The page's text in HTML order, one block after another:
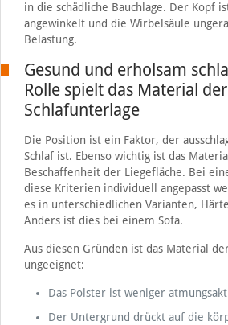
in die schädliche Bauchlage. Der Kopf
angewinkelt und die Wirbelsäule
Belastung.
Gesund und erholsam
Rolle spielt das Material der
Schlafunterlage
Die Position ist ein Faktor, der
Schlaf ist. Ebenso wichtig ist das
Beschaffenheit der Liegefläche. Bei
diese Kriterien individuell angepasst
es in unterschiedlichen Varianten,
Anders ist dies bei einem Sofa.
Aus diesen Gründen ist das Material
ungeeignet:
Das Polster ist weniger
Der Untergrund drückt auf die